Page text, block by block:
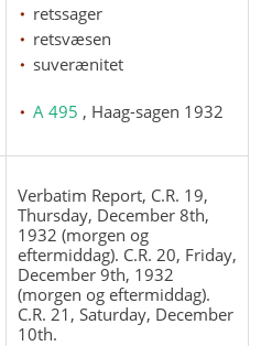
retssager
retsvæsen
suverænitet
A 495 , Haag-sagen 1932
Verbatim Report, C.R. 19,
Thursday, December 8th,
1932 (morgen og
eftermiddag). C.R. 20, Friday,
December 9th, 1932
(morgen og eftermiddag).
C.R. 21, Saturday, December
10th.